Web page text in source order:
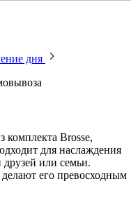
дня
комплекта Brosse,
для наслаждения
или семьи.
его превосходным